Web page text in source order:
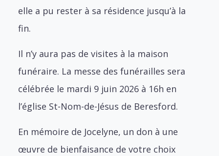
elle a pu rester à sa résidence jusqu’à la
fin.
Il n’y aura pas de visites à la maison
funéraire. La messe des funérailles sera
célébrée le mardi 9 juin 2026 à 16h en
l’église St-Nom-de-Jésus de Beresford.
En mémoire de Jocelyne, un don à une
œuvre de bienfaisance de votre choix